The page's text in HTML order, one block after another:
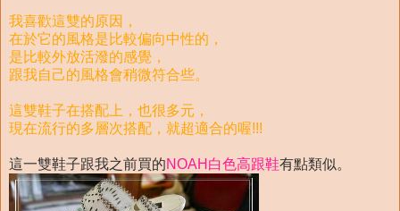
我喜歡這雙的原因，
在於它的風格是比較偏向中性的，
是比較外放活潑的感覺，
跟我自己的風格會稍微符合些。
這雙鞋子在搭配上，也很多元，
現在流行的多層次搭配，就超適合的喔!!!
這一雙鞋子跟我之前買的NOAH白色高跟鞋有點類似。